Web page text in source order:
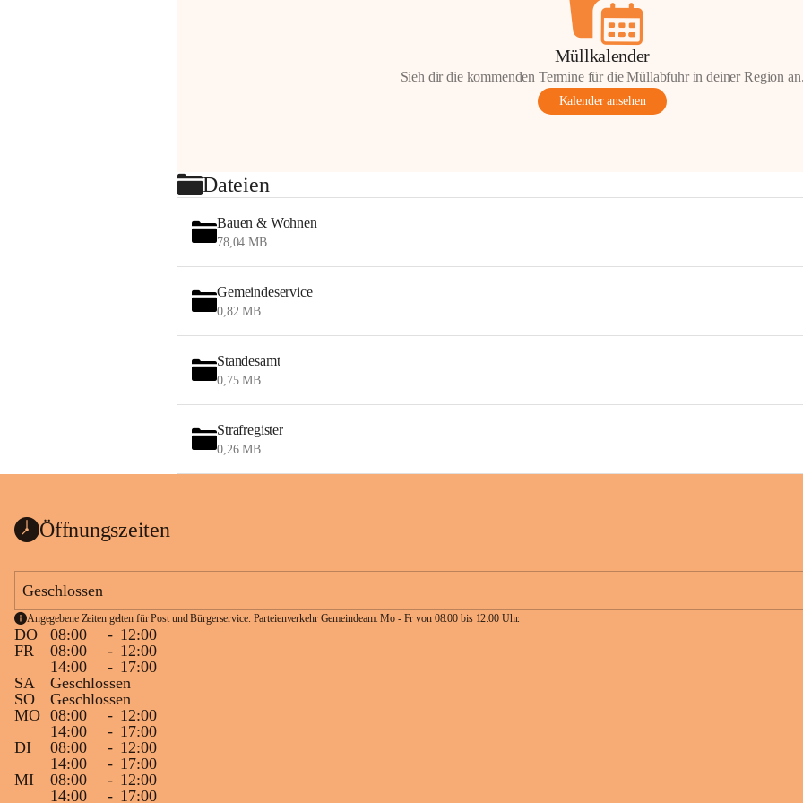
Müllkalender
Sieh dir die kommenden Termine für die Müllabfuhr in deiner Region
Kalender ansehen
Dateien
Bauen & Wohnen
78,04 MB
Gemeindeservice
0,82 MB
Standesamt
0,75 MB
Strafregister
0,26 MB
Öffnungszeiten
Geschlossen
Angegebene Zeiten gelten für Post und Bürgerservice. Parteienverkehr Gemeindeamt Mo - Fr von 08:00 bis 12:00 Uhr.
DO 08:00 - 12:00
FR
08:00 - 12:00
14:00
- 17:00
SA
Geschlossen
SO
Geschlossen
MO 08:00 - 12:00
14:00
- 17:00
DI
08:00 - 12:00
14:00
- 17:00
MI
08:00 - 12:00
14:00
- 17:00